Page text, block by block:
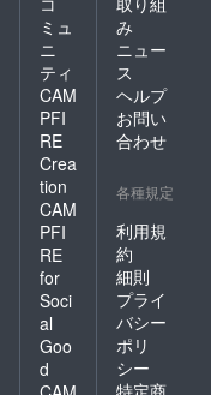
ミュ
ニ
ティ
CAM
PFI
RE
Crea
tion
CAM
PFI
RE
for
Soci
al
Goo
d
み
ニュー
ス
ヘルプ
お問い
合わせ
各種規定
利用規
約
細則
プライ
バシー
ポリ
シー
特定商